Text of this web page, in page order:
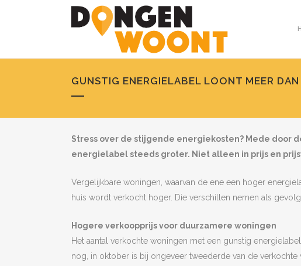
GUNSTIG ENERGIELABEL LOONT MEER
Stress over de stijgende energiekosten? Mede door
energielabel steeds groter. Niet alleen in prijs en
Vergelijkbare woningen, waarvan de ene een hoger
huis wordt verkocht hoger. Die verschillen nemen als
Hogere verkoopprijs voor duurzamere woningen
Het aantal verkochte woningen met een gunstig
nog, in oktober is bij ongeveer tweederde van de